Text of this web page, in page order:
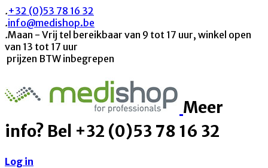
.+32 (0)53 78 16 32
.info@medishop.be
.Maan - Vrij tel bereikbaar van 9 tot 17 uur, winkel open
van 13 tot 17 uur
prijzen BTW inbegrepen
Meer
info? Bel +32 (0)53 78 16 32
Log in